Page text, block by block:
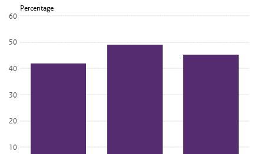
Bekijk als data tabel.
De grafiek heeft 1 Y-as die Percentage weergeeft.
Percentage
10
20
30
40
50
60